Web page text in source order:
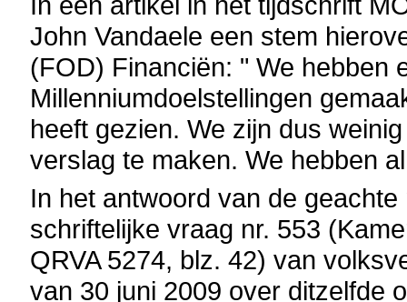
John Vandaele een stem
(FOD) Financiën: " We hebben
Millenniumdoelstellingen
heeft gezien. We zijn dus
verslag te maken. We hebben
In het antwoord van de
schriftelijke vraag nr. 553
QRVA 5274, blz. 42) van
van 30 juni 2009 over ditzelfde